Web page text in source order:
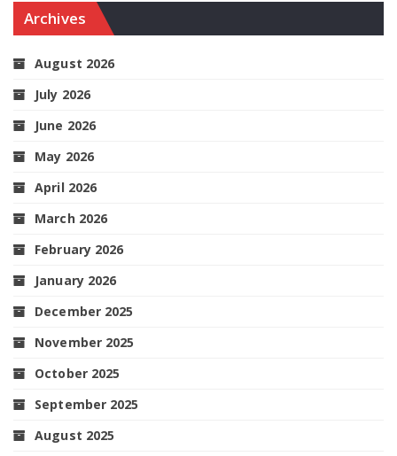
Archives
August 2026
July 2026
June 2026
May 2026
April 2026
March 2026
February 2026
January 2026
December 2025
November 2025
October 2025
September 2025
August 2025